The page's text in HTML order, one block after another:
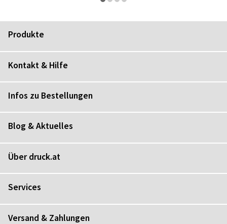
Produkte
Kontakt & Hilfe
Infos zu Bestellungen
Blog & Aktuelles
Über druck.at
Services
Versand & Zahlungen